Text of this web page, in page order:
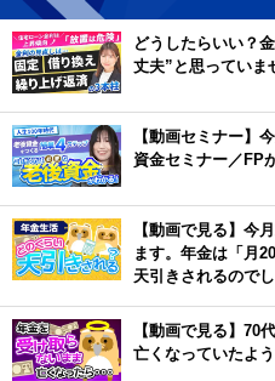
どうしたらいい？
丈夫”と思っていま
【動画セミナー】
資金セミナー／FP
【動画で見る】今
ます。年金は「月
天引きされるので
【動画で見る】70
亡くなっていたよ